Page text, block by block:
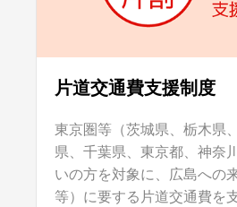
片道交通費支援制度
東京圏等（茨城県、栃木県
県、千葉県、東京都、神奈
いの方を対象に、広島への
等）に要する片道交通費を